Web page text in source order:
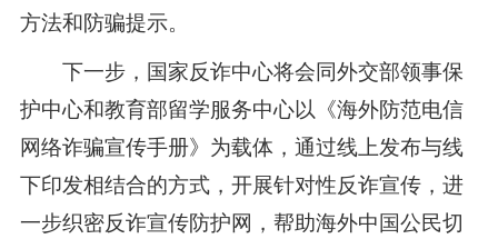
方法和防骗提示。
下一步，国家反诈中心将会同外交部领事保
护中心和教育部留学服务中心以《海外防范电信
网络诈骗宣传手册》为载体，通过线上发布与线
下印发相结合的方式，开展针对性反诈宣传，进
一步织密反诈宣传防护网，帮助海外中国公民切